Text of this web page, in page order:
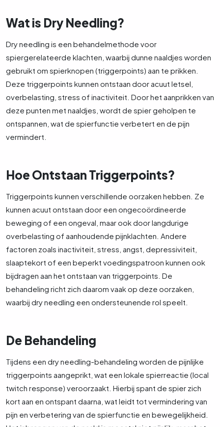
Wat is Dry Needling?
Dry needling is een behandelmethode voor
spiergerelateerde klachten, waarbij dunne naaldjes worden
gebruikt om spierknopen (triggerpoints) aan te prikken.
Deze triggerpoints kunnen ontstaan door acuut letsel,
overbelasting, stress of inactiviteit. Door het aanprikken van
deze punten met naaldjes, wordt de spier geholpen te
ontspannen, wat de spierfunctie verbetert en de pijn
vermindert.
Hoe Ontstaan Triggerpoints?
Triggerpoints kunnen verschillende oorzaken hebben. Ze
kunnen acuut ontstaan door een ongecoördineerde
beweging of een ongeval, maar ook door langdurige
overbelasting of aanhoudende pijnklachten. Andere
factoren zoals inactiviteit, stress, angst, depressiviteit,
slaaptekort of een beperkt voedingspatroon kunnen ook
bijdragen aan het ontstaan van triggerpoints. De
behandeling richt zich daarom vaak op deze oorzaken,
waarbij dry needling een ondersteunende rol speelt.
De Behandeling
Tijdens een dry needling-behandeling worden de pijnlijke
triggerpoints aangeprikt, wat een lokale spierreactie (local
twitch response) veroorzaakt. Hierbij spant de spier zich
kort aan en ontspant daarna, wat leidt tot vermindering van
pijn en verbetering van de spierfunctie en bewegelijkheid.